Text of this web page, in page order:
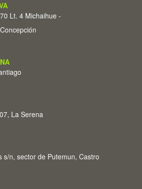
Lt. 4 Michaihue -
La Serena
s/n, sector de Putemun, Castro